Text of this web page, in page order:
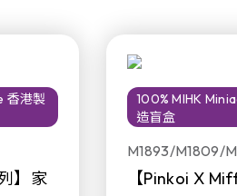
香港製
】家
100% MIHK
造盲盒
M1893/M1809/
【Pinkoi X